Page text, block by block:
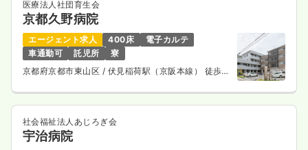
医療法人社団育生会
京都久野病院
エージェント求人 400床
電子カルテ
車通勤可
託児所
寮
京都府京都市東山区 / 伏見稲荷駅（京阪本線） 徒歩5
社会福祉法人あじろぎ会
宇治病院